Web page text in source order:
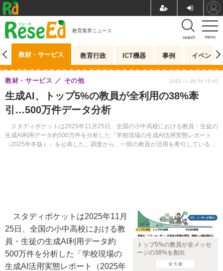
menu
search
教育業界ニュース
教材・サービス 教育行政 ICT機器 事例 イベント
生成AI、トップ5%の教員が全利用の38%牽
引…500万件データ分析
スタディポケットは2025年11月25日、全国の小中高校における教員・生徒の
生成AI利用データ約500万件を分析した「学校現場の生成AI活用実態レポート
（2025年冬版）」を公表した。調査から、一部の教員が活用を牽引している実
教材・サービス その他 2025.11.28 Fri 15:45
トップ5%の教員が全メッセ
ージの38%を創出
全 6 枚
スタディポケットは2025年11月
25日、全国の小中高校における教
員・生徒の生成AI利用データ約
500万件を分析した「学校現場の
生成AI活用実態レポート（2025年